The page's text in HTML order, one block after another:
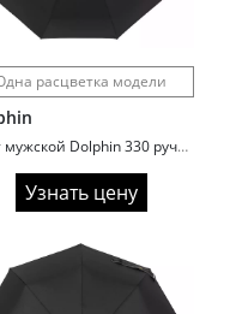
расцветка модели
Зонт мужской Dolphin 330 ручка прямая карбон
Узнать цену